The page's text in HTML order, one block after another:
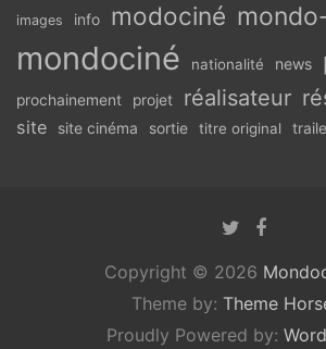
images info modociné
mondociné nationalité news
prochainement projet réalisateur
site site cinéma sortie titre original
Copyright © 2026
Theme by: Theme
Proudly Powered by: